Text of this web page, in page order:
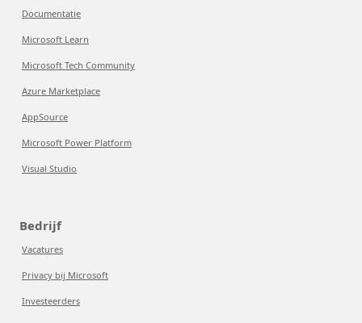
Documentatie
Microsoft Learn
Microsoft Tech Community
Azure Marketplace
AppSource
Microsoft Power Platform
Visual Studio
Bedrijf
Vacatures
Privacy bij Microsoft
Investeerders